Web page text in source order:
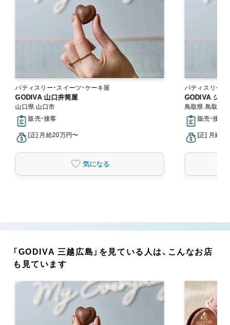
パティスリー・スイーツ・ケーキ屋
GODIVA 山口井筒屋
山口県 山口市
販売・接客
[正] 月給20万円〜
気になる
パティスリー・
GODIVA シャ
鳥取県 鳥取市
販売・接客
[正] 月給
「GODIVA 三越広島」を見ている人は、こんなお店
も見ています